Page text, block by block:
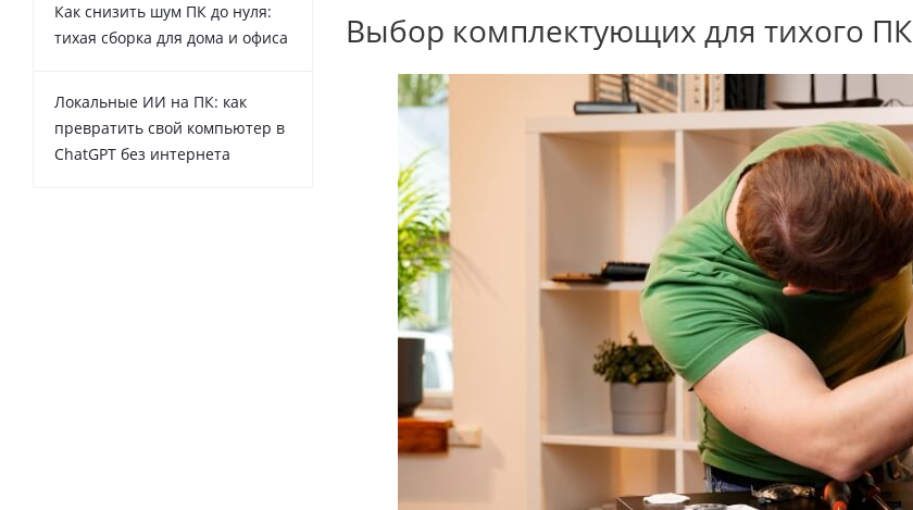
Выбор комплектующих для тихого ПК
Как снизить шум ПК до нуля:
тихая сборка для дома и офиса
Локальные ИИ на ПК: как
превратить свой компьютер в
ChatGPT без интернета